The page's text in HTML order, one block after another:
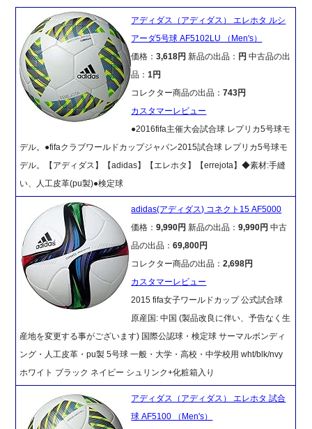
アディダス（アディダス） エレホタ ルシ
アーダ5号球 AF5102LU （Men's）
価格：3,618円新品の出品： 円 中古品の出
品：1円
コレクター商品の出品：743円
カスタマーレビュー
●2016fifa主催大会試合球 レプリカ5号球モ
デル。●fifaクラブワールドカップジャパン2015試合球 レプリカ5号球モ
デル。【アディダス】【adidas】【エレホタ】【errejota】◆素材:手縫
い、人工皮革(pu製)●検定球
adidas(アディダス) コネクト15 AF5000
価格：9,990円新品の出品：9,990円 中古
品の出品：69,800円
コレクター商品の出品：2,698円
カスタマーレビュー
2015 fifa女子ワールドカップ 公式試合球
原産国: 中国 (製品改良に伴い、予告なく生
産地を変更する事がございます) 国際公認球・検定球 サーマルボンディ
ング・人工皮革・pu製 5号球 一般・大学・高校・中学校用 wht/blk/nvy
ホワイト ブラック ネイビー シュリンク+化粧箱入り
アディダス（アディダス） エレホタ 試合
球 AF5100 （Men's）